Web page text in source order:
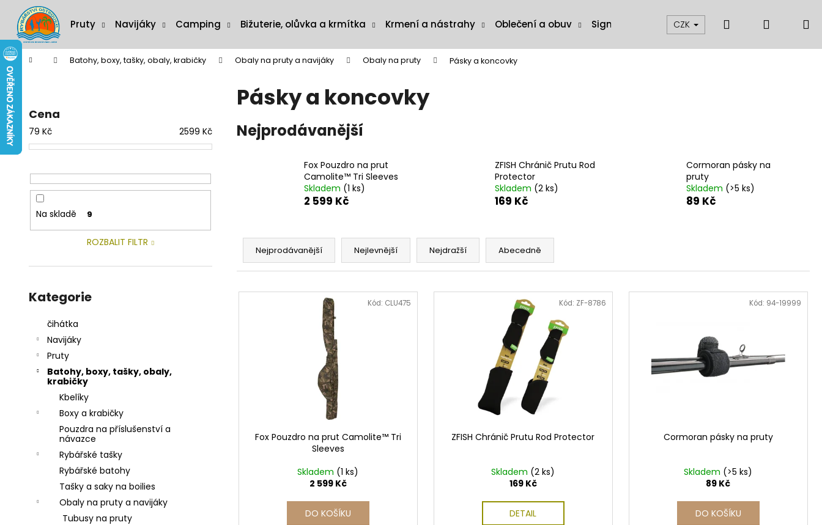
obsah
Pruty Navijáky Camping Bižuterie, olůvka a krmítka Krmení a nástrahy Oblečení a obuv Signalizátory, swingery a čihátka Muškaření
CZK Hledat
Domů Batohy, boxy, tašky, obaly, krabičky Obaly na pruty a navijáky Obaly na pruty Pásky a koncovky
a
Cena
79 Kč 2599 Kč
Na skladě 9
ROZBALIT FILTR
kategorie
Kategorie
čihátka
Navijáky
Pruty
Batohy, boxy, tašky, obaly,
krabičky
Kbelíky
Boxy a krabičky
Pouzdra na příslušenství a
návazce
Rybářské tašky
Rybářské batohy
Tašky a saky na boilies
Obaly na pruty a navijáky
Tubusy na pruty
Pásky a koncovky
Nejprodávanější
Fox Pouzdro na prut
Camolite™ Tri Sleeves
Skladem (1 ks)
2 599 Kč
ZFISH Chránič Prutu Rod
Protector
Skladem (2 ks)
169 Kč
Cormoran pásky na
pruty
Skladem (>5 ks)
89 Kč
Ř
z
Nejprodávanější Nejlevnější Nejdražší Abecedně
V
Fox Pouzdro na prut Camolite™ Tri
Sleeves
Skladem (1 ks)
2 599 Kč
DO KOŠÍKU
Kód: CLU475
ZFISH Chránič Prutu Rod Protector
Skladem (2 ks)
169 Kč
DETAIL
Kód: ZF-8786
Cormoran pásky na pruty
Skladem (>5 ks)
89 Kč
DO KOŠÍKU
Kód: 94-19999
š
í
k
Zpět
do
obchodu
Zpět
do
obchodu
C
o
p
o
t
ř
HLEDAT